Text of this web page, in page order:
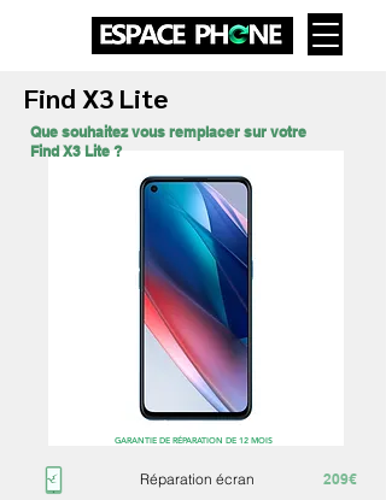
Find X3 Lite
Find X3 Lite ?
Que souhaitez vous remplacer sur votre
GARANTIE DE RÉPARATION DE 12 MOIS
Réparation écran
209€